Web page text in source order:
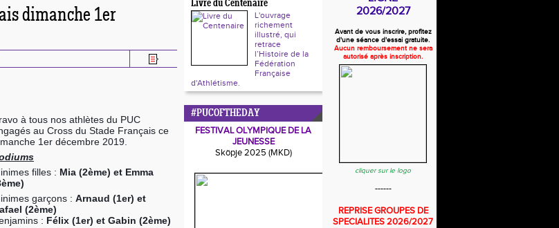
dimanche 1er
à tous nos athlètes du PUC
au Cross du Stade Français ce
1er décembre 2019.
filles : Mia (2ème) et Emma
garçons : Arnaud (1er) et
(2ème)
: Félix (1er) et Gabin (2ème)
Livre du Centenaire
L'ouvrage
richement
illustré, qui
retrace
l’Histoire de la
Fédération
Française
d'Athlétisme.
#PUCOFTHEDAY
FESTIVAL OLYMPIQUE DE LA
JEUNESSE
Sköpje 2025 (MKD)
2026/2027
Avant de vous inscrire, profitez
d'une séance d'essai gratuite.
Aucun remboursement ne sera
autorisé après inscription.
cliquer sur le logo
------
REPRISE GROUPES DE
SPECIALITES 2026/2027